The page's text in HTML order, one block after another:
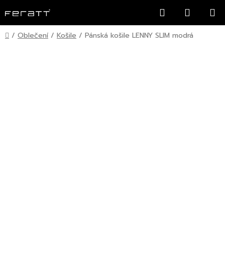
na
obsah
Hledat
KOŠÍK
Domů
/ Oblečení / Košile / Pánská košile LENNY SLIM modrá